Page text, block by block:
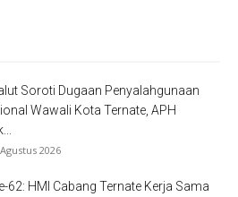
Soroti Dugaan Penyalahgunaan
Wawali Kota Ternate, APH
2026
62: HMI Cabang Ternate Kerja Sama